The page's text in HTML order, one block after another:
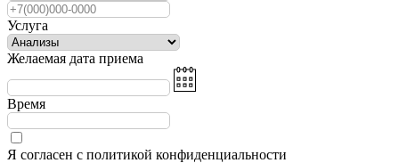
Услуга
Желаемая дата приема
Время
Я согласен с политикой конфиденциальности